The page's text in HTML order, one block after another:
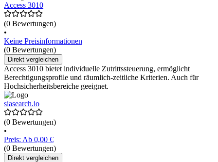
Access 3010
(0 Bewertungen)
•
Keine Preisinformationen
(0 Bewertungen)
Direkt vergleichen
Access 3010 bietet individuelle Zutrittssteuerung, ermöglicht
Berechtigungsprofile und räumlich-zeitliche Kriterien. Auch für
Hochsicherheitsbereiche geeignet.
siasearch.io
(0 Bewertungen)
•
Preis: Ab 0,00 €
(0 Bewertungen)
Direkt vergleichen